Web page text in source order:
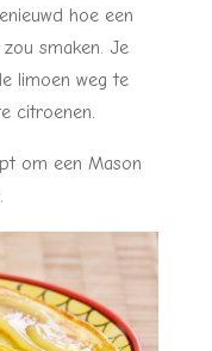
hoe een
smaken. Je
limoen weg te
citroenen.
om een Mason